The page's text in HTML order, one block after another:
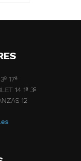
17ª
14 1ª 3º
12